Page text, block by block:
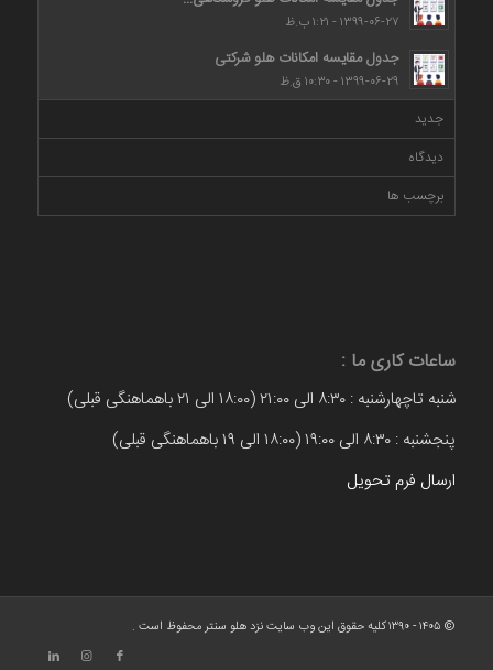
۱۳۹۹-۰۶-۲۷ - ۱:۲۱ ب.ظ
جدول مقایسه امکانات هلو شرکتی
۱۳۹۹-۰۶-۲۹ - ۱۰:۳۰ ق.ظ
جدید
دیدگاه
برچسب ها
ساعات کاری ما :
شنبه تاچهارشنبه : ۸:۳۰ الی ۲۱:۰۰ (۱۸:۰۰ الی ۲۱ باهماهنگی قبلی)
پنجشنبه : ۸:۳۰ الی ۱۹:۰۰ (۱۸:۰۰ الی ۱۹ باهماهنگی قبلی)
ارسال فرم تحویل
© ۱۴۰۵ - ۱۳۹۰ کلیه حقوق این وب سایت نزد هلو سنتر محفوظ است .